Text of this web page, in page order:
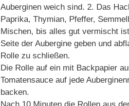
Auberginen weich sind. 2. Das
Paprika, Thymian, Pfeffer,
Mischen, bis alles gut vermischt
Seite der Aubergine geben und
Rolle zu schließen.
Die Rolle auf ein mit Backpapier
Tomatensauce auf jede
backen.